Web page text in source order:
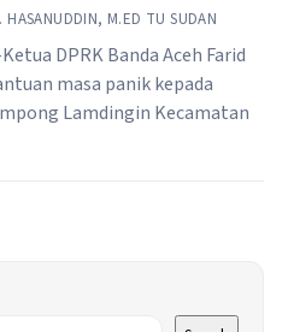
HASANUDDIN, M.ED TU SUDAN
DPRK Banda Aceh Farid
masa panik kepada
Lamdingin Kecamatan